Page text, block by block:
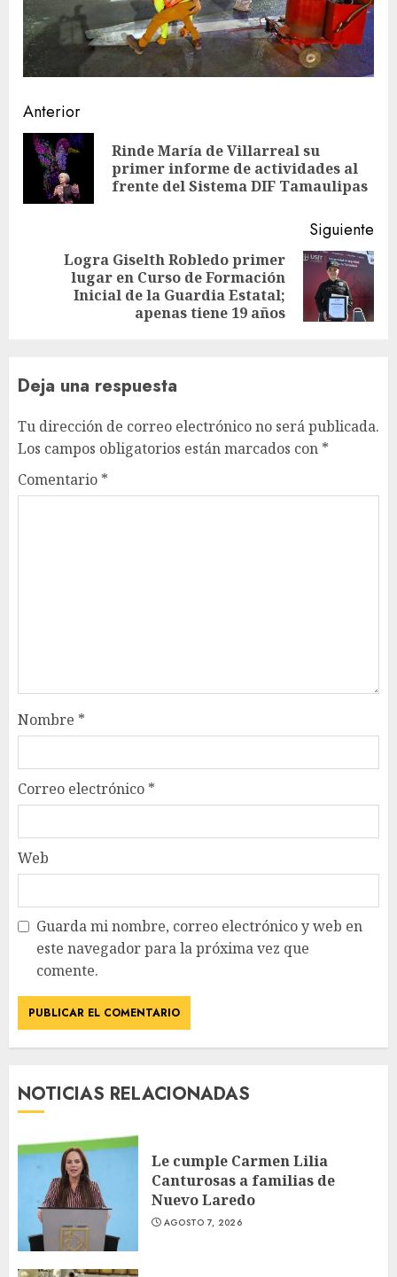
Sigue
leyendo
Anterior
Rinde María de Villarreal su
primer informe de actividades al
frente del Sistema DIF Tamaulipas
Siguiente
Siguiente
entrada:
Logra Giselth Robledo primer
lugar en Curso de Formación
Inicial de la Guardia Estatal;
apenas tiene 19 años
Deja una respuesta
Tu dirección de correo electrónico no será publicada.
Los campos obligatorios están marcados con *
Comentario *
Nombre *
Correo electrónico *
Web
Guarda mi nombre, correo electrónico y web en
este navegador para la próxima vez que
comente.
NOTICIAS RELACIONADAS
Le cumple Carmen Lilia
Canturosas a familias de
Nuevo Laredo
AGOSTO 7, 2026